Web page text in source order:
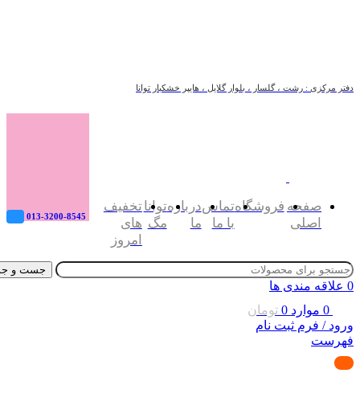
دفتر مرکزی : رشت ، گلسار ، بلوار گلایل ، هایپر خشکبار توانا
013-3200-8545
صفحه
اصلی
فروشگاهتماس
با ما
درباره
ما
توانا
مگ
تخفیف
های
امروز
جست و
0 علاقه مندی ها
0 موارد 0 تومان
ورود / فرم ثبت نام
فهرست